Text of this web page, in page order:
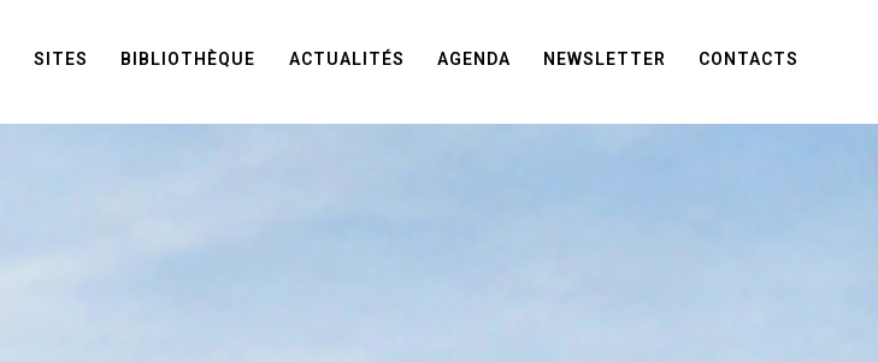
SITES BIBLIOTHÈQUE ACTUALITÉS AGENDA NEWSLETTER CONTACTS